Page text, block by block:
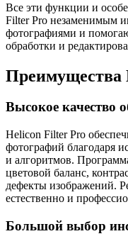
Все эти функции и
Filter Pro незаменимым
фотографиями и
обработки и
Преимущества
Высокое качество
Helicon Filter Pro
фотографий благодаря
и алгоритмов.
цветовой баланс,
дефекты изображений.
естественно и
Большой выбор